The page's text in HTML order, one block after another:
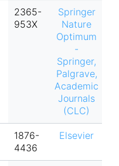
2365-
953X
Springer
Nature
Optimum
-
Springer,
Palgrave,
Academic
Journals
(CLC)
1876-
4436
Elsevier